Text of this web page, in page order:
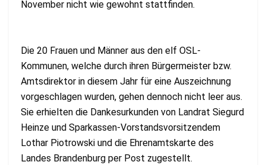
November nicht wie gewohnt stattfinden.
Die 20 Frauen und Männer aus den elf OSL-
Kommunen, welche durch ihren Bürgermeister bzw.
Amtsdirektor in diesem Jahr für eine Auszeichnung
vorgeschlagen wurden, gehen dennoch nicht leer aus.
Sie erhielten die Dankesurkunden von Landrat Siegurd
Heinze und Sparkassen-Vorstandsvorsitzendem
Lothar Piotrowski und die Ehrenamtskarte des
Landes Brandenburg per Post zugestellt.